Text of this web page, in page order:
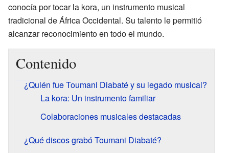
conocía por tocar la kora, un instrumento musical
tradicional de África Occidental. Su talento le permitió
alcanzar reconocimiento en todo el mundo.
Contenido
¿Quién fue Toumani Diabaté y su legado musical?
La kora: Un instrumento familiar
Colaboraciones musicales destacadas
¿Qué discos grabó Toumani Diabaté?